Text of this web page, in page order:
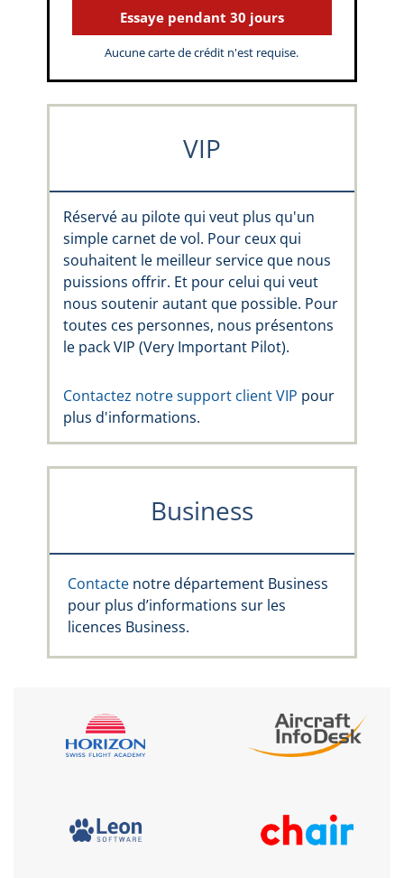
Essaye pendant 30 jours
Aucune carte de crédit n'est requise.
VIP
Réservé au pilote qui veut plus qu'un
simple carnet de vol. Pour ceux qui
souhaitent le meilleur service que nous
puissions offrir. Et pour celui qui veut
nous soutenir autant que possible. Pour
toutes ces personnes, nous présentons
le pack VIP (Very Important Pilot).
Contactez notre support client VIP pour
plus d'informations.
Business
Contacte notre département Business
pour plus d’informations sur les
licences Business.